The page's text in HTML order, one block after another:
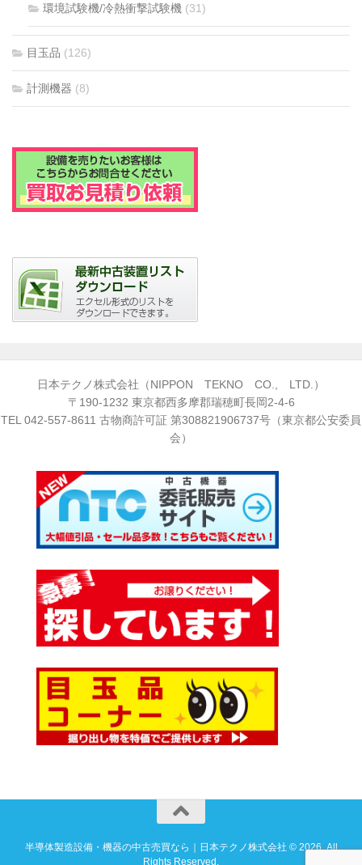
環境試験機/冷熱衝撃試験機 (31)
目玉品 (126)
計測機器 (8)
日本テクノ株式会社（NIPPON TEKNO CO., LTD.）
〒190-1232 東京都西多摩郡瑞穂町長岡2-4-6
TEL 042-557-8611 古物商許可証 第308821906737号（東京都公安委員
会）
半導体製造設備・機器の中古売買なら｜日本テクノ株式会社 © 2026. All
Rights Reserved.